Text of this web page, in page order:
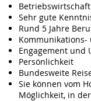
Sehr gute
Rund 5 Jahre
Kommunikations-
Engagement und
Persönlichkeit
Bundesweite
Sie können vom
Möglichkeit, in